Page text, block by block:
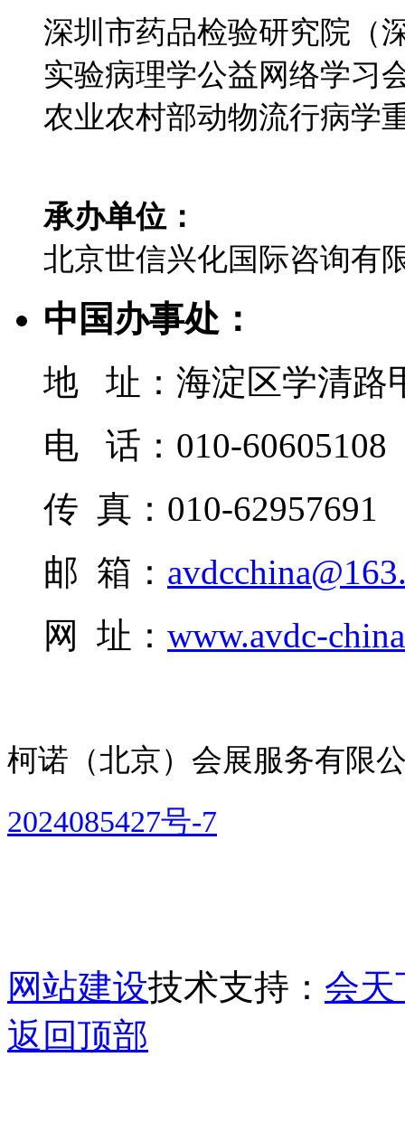
深圳市药品检验研究院（
实验病理学公益网络学习
农业农村部动物流行病学
承办单位：
北京世信兴化国际咨询有
中国办事处：
地 址：海淀区学清路
电 话：010-60605108
传 真：010-62957691
邮 箱：
网 址： www.avdc-
柯诺（北京）会展服务有限
2024085427号-7
网站建设技术支持： 会天
返回顶部